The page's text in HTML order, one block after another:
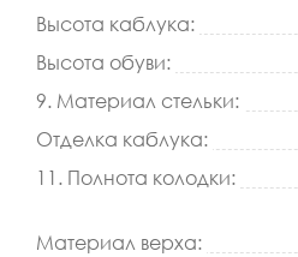
Высота каблука:
Высота обуви:
9. Материал стельки:
Отделка каблука:
11. Полнота колодки:
Материал верха: